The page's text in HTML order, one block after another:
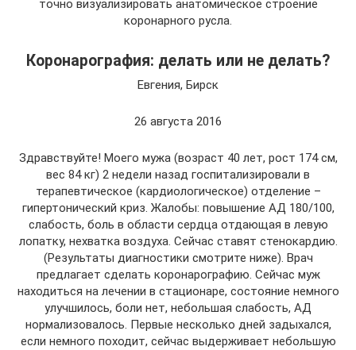
точно визуализировать анатомическое строение
коронарного русла.
Коронарография: делать или не делать?
Евгения, Бирск
26 августа 2016
Здравствуйте! Моего мужа (возраст 40 лет, рост 174 см,
вес 84 кг) 2 недели назад госпитализировали в
терапевтическое (кардиологическое) отделение –
гипертонический криз. Жалобы: повышение АД 180/100,
слабость, боль в области сердца отдающая в левую
лопатку, нехватка воздуха. Сейчас ставят стенокардию.
(Результаты диагностики смотрите ниже). Врач
предлагает сделать коронарографию. Сейчас муж
находиться на лечении в стационаре, состояние немного
улучшилось, боли нет, небольшая слабость, АД
нормализовалось. Первые несколько дней задыхался,
если немного походит, сейчас выдерживает небольшую